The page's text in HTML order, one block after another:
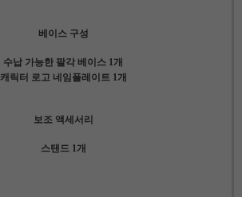
베이스 구성
수납 가능한 팔각 베이스 1개
캐릭터 로고 네임플레이트 1개
보조 액세서리
스탠드 1개